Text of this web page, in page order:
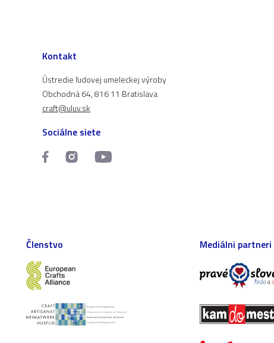
Kontakt
Ústredie ľudovej umeleckej výroby
Obchodná 64, 816 11 Bratislava
craft@uluv.sk
Sociálne siete
Členstvo Mediálni partneri